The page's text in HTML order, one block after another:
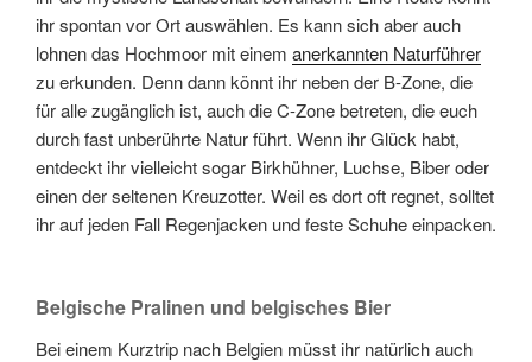
ihr spontan vor Ort auswählen. Es kann sich aber auch
lohnen das Hochmoor mit einem anerkannten Naturführer
zu erkunden. Denn dann könnt ihr neben der B-Zone, die
für alle zugänglich ist, auch die C-Zone betreten, die euch
durch fast unberührte Natur führt. Wenn ihr Glück habt,
entdeckt ihr vielleicht sogar Birkhühner, Luchse, Biber oder
einen der seltenen Kreuzotter. Weil es dort oft regnet, solltet
ihr auf jeden Fall Regenjacken und feste Schuhe einpacken.
Belgische Pralinen und belgisches Bier
Bei einem Kurztrip nach Belgien müsst ihr natürlich auch